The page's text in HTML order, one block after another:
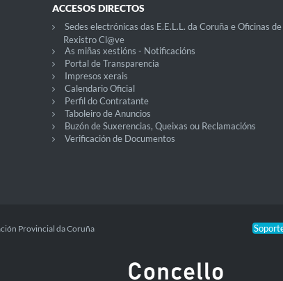
ACCESOS DIRECTOS
Sedes electrónicas das E.E.L.L. da Coruña e Oficinas de
Rexistro Cl@ve
As miñas xestións - Notificacións
Portal de Transparencia
Impresos xerais
Calendario Oficial
Perfil do Contratante
Taboleiro de Anuncios
Buzón de Suxerencias, Queixas ou Reclamacións
Verificación de Documentos
Provincial da Coruña